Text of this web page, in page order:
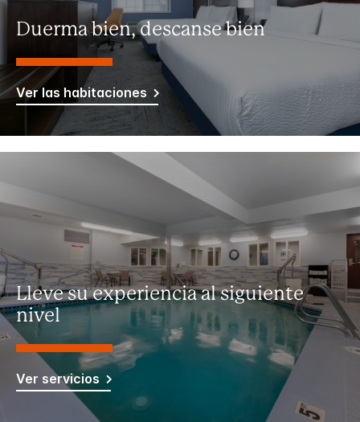
Duerma bien, descanse bien
Ver las habitaciones
Lleve su experiencia al siguiente
nivel
Ver servicios